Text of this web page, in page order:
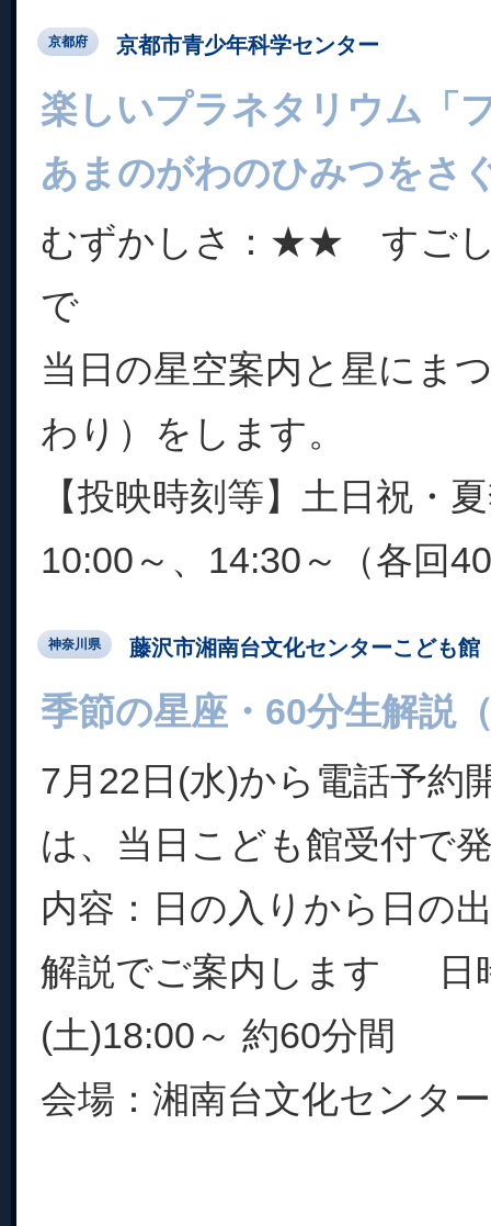
京都府 京都市青少年科学センター
楽しいプラネタリウム
あまのがわのひみつをさ
むずかしさ：★★ すごし
で
当日の星空案内と星にま
わり）をします。
【投映時刻等】土日祝・
10:00～、14:30～（各回
神奈川県 藤沢市湘南台文化センターこども館
季節の星座・60分生解説
7月22日(水)から電話予約
は、当日こども館受付で
内容：日の入りから日の
解説でご案内します 日
(土)18:00～ 約60分間
会場：湘南台文化センタ